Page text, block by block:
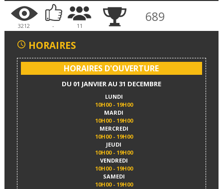
3212 - 11
689
HORAIRES
HORAIRES D'OUVERTURE
DU 01 JANVIER AU 31 DECEMBRE
LUNDI
10H00 - 19H00
MARDI
10H00 - 19H00
MERCREDI
10H00 - 19H00
JEUDI
10H00 - 19H00
VENDREDI
10H00 - 19H00
SAMEDI
10H00 - 19H00